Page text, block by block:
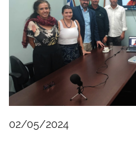
02/05/2024